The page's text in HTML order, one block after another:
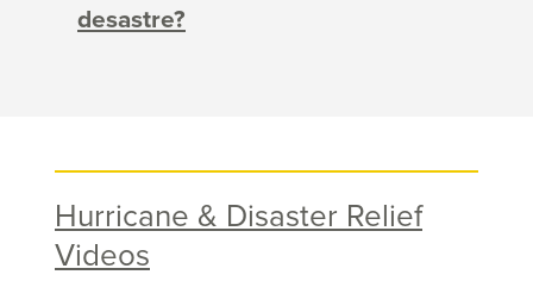
desastre?
Hurricane & Disaster Relief
Videos